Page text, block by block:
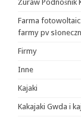
Żuraw Podnośnik
Farma
farmy pv
Firmy
Inne
Kajaki
Kakajaki Gwda i